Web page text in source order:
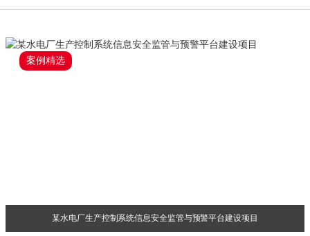
案例精选
某水电厂生产控制系统信息安全监管与预警平台建设项目